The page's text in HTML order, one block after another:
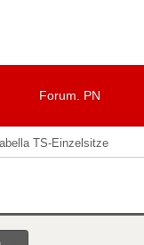
Forum. PN
TS-Einzelsitze